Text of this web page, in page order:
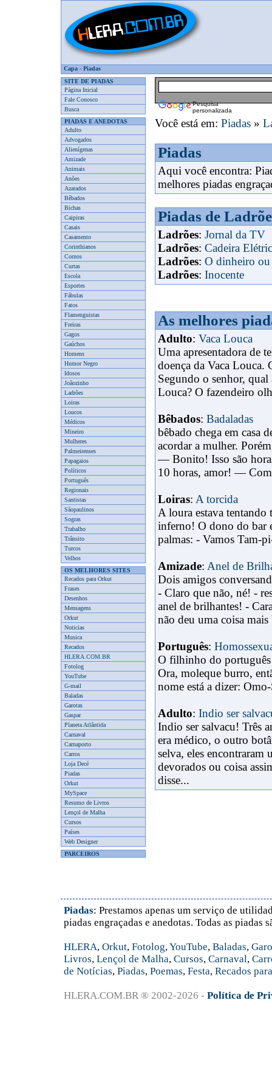
Capa - Piadas
SITE DE PIADAS
Página Inicial
Fale Conosco
Busca
PIADAS E ANEDOTAS
Adulto
Advogados
Alienígenas
Amizade
Animais
Anões
Azarados
Bêbados
Bichas
Caipiras
Casais
Casamento
Corinthianos
Cornos
Curtas
Escola
Esportes
Fábulas
Fatos
Flamenguistas
Freiras
Gagos
Gaúchos
Homens
Humor Negro
Idosos
Joãozinho
Ladrões
Loiras
Loucos
Médicos
Mineiro
Mulheres
Palmeirenses
Papagaios
Políticos
Português
Regionais
Santistas
Sãopaulinos
Sogras
Trabalho
Trânsito
Turcos
Velhos
OS MELHORES SITES
Recados para Orkut
Frases
Desenhos
Mensagens
Orkut
Noticias
Musica
Recados
HLERA.COM.BR
Fotolog
YouTube
G-mail
Baladas
Garotas
Gaspar
Planeta Atlântida
Carnaval
Carnaporto
Carros
Loja Decé
Piadas
Orkut
MySpace
Resumo de Livros
Lençol de Malha
Cursos
Países
Web Designer
PARCEIROS
Pesquisa
personalizada
Você está em: Piadas »
Piadas
Aqui você encontra:
melhores piadas
Piadas de
Ladrões: Jornal da TV
Ladrões: Cadeira
Ladrões: O dinheiro ou
Ladrões: Inocente
As melhores
Adulto: Vaca Louca
Uma apresentadora de
doença da Vaca
Segundo o senhor, qual
Louca? O fazendeiro
Bêbados: Badaladas
bêbado chega em casa
acordar a mulher.
— Bonito! Isso são
10 horas, amor! —
Loiras: A torcida
A loura estava tentando
inferno! O dono do bar
palmas: - Vamos Tam-
Amizade: Anel de
Dois amigos
- Claro que não, né! -
anel de brilhantes! -
não deu uma coisa
Português:
O filhinho do português
Ora, moleque burro,
nome está a dizer:
Adulto: Indio ser
Indio ser salvacu! Três
era médico, o outro
selva, eles encontraram
devorados ou coisa
disse...
Piadas: Prestamos apenas um serviço de
piadas engraçadas e anedotas. Todas as piadas
HLERA, Orkut, Fotolog,YouTube, Baladas,
Livros, Lençol de Malha, Cursos, Carnaval,
de Notícias, Piadas, Poemas, Festa, Recados
HLERA.COM.BR ® 2002-2026 - Política de
x